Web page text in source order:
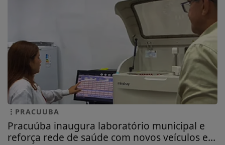
PRACUUBA
Pracuúba inaugura laboratório municipal e
reforça rede de saúde com novos veículos e...